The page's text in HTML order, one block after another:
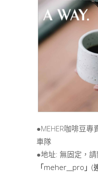
●MEHER咖啡豆
車隊
●地址: 無固定，
「meher__pro」(